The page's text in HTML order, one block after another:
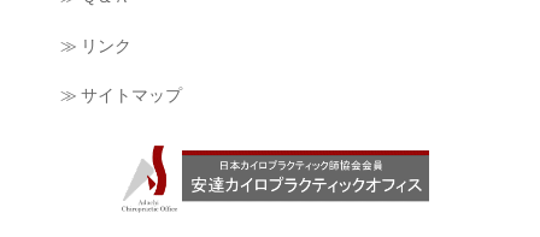
≫ リンク
≫ サイトマップ